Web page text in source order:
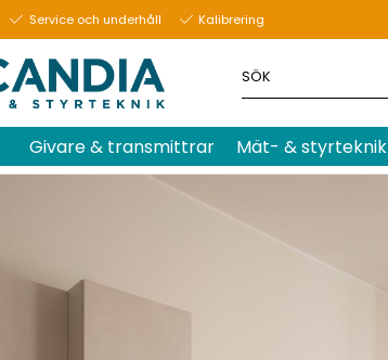
Service och underhåll Kalibrering
Givare & transmittrar Mät- & styrteknik